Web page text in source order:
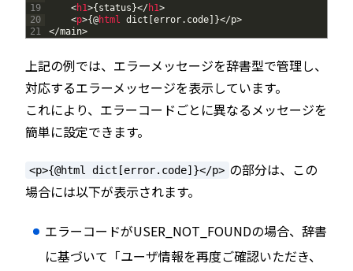
19
20
21
<h1>{ status }</h1>
<p>{@html dict error. code }</p>
</main>
上記の例では、エラーメッセージを辞書型で管理し、
対応するエラーメッセージを表示しています。
これにより、エラーコードごとに異なるメッセージを
簡単に設定できます。
<p>{@html dict[error.code]}</p> の部分は、この
場合には以下が表示されます。
エラーコードがUSER_NOT_FOUNDの場合、辞書
に基づいて「ユーザ情報を再度ご確認いただき、